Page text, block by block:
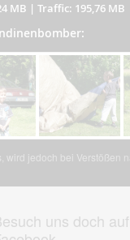
MB | Traffic: 195,76 MB
jedoch bei Verstößen
uns doch auf